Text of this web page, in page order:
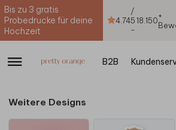
Bis zu 3 gratis
Probedrucke für deine
Hochzeit
4.74
/
5
-
18.150+
B2B
Weitere Designs